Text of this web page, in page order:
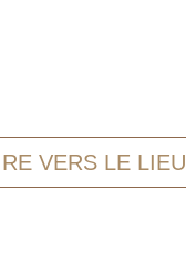
VERS LE LIEU